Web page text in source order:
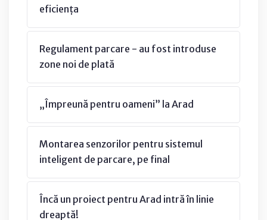
eficiența
Regulament parcare - au fost introduse
zone noi de plată
„Împreună pentru oameni” la Arad
Montarea senzorilor pentru sistemul
inteligent de parcare, pe final
Încă un proiect pentru Arad intră în linie
dreaptă!